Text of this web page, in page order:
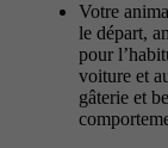
Votre
le départ,
pour
voiture et
gâterie et